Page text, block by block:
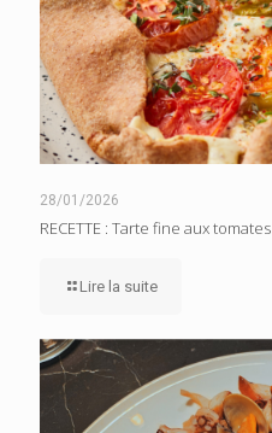
28/01/2026
RECETTE : Tarte fine aux tomates
Lire la suite